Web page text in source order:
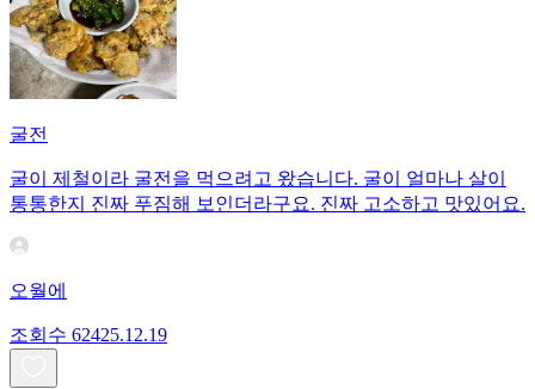
굴전
굴이 제철이라 굴전을 먹으려고 왔습니다. 굴이 얼마나 살이
통통한지 진짜 푸짐해 보인더라구요. 진짜 고소하고 맛있어요.
오월에
조회수 62425.12.19